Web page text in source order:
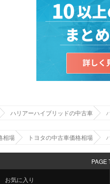
ハリアーハイブリッドの中古車
相場 トヨタの中古車価格相場
PAGE
お気に入り